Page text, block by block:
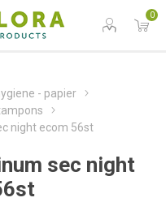
0
- papier
night ecom 56st
sec night